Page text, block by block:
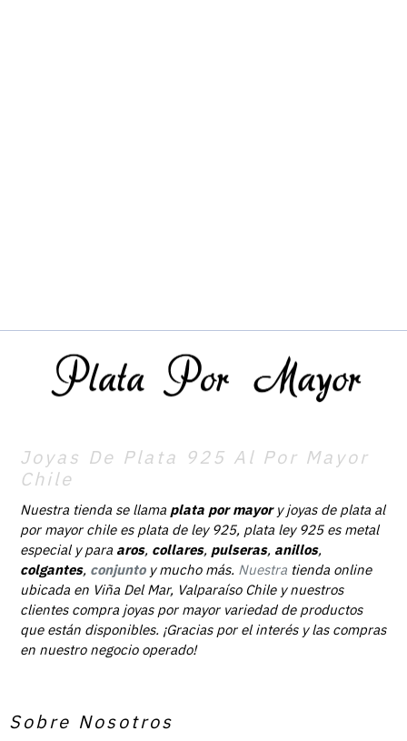
Joyas De Plata 925 Al Por Mayor
Chile
Nuestra tienda se llama plata por mayory joyas de plata al
por mayor chile es plata de ley 925, plata ley 925 es metal
especial y para aros, collares, pulseras, anillos,
colgantes, conjunto y mucho más. Nuestra tienda online
ubicada en Viña Del Mar, Valparaíso Chile y nuestros
clientes compra joyas por mayor variedad de productos
que están disponibles. ¡Gracias por el interés y las compras
en nuestro negocio operado!
Sobre Nosotros